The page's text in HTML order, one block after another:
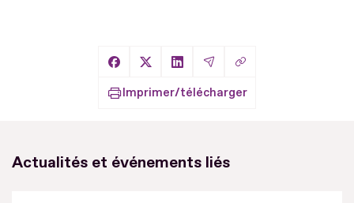
Partager sur Facebook
Partager sur X
Partager sur LinkedIn
Partager par Email
Copier le lien
Imprimer/télécharger
Actualités et événements liés